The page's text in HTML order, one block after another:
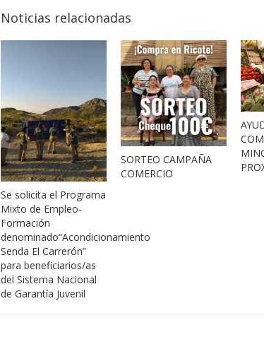
Noticias relacionadas
Se solicita el Programa
Mixto de Empleo-
Formación
denominado“Acondicionamiento
Senda El Carrerón”
para beneficiarios/as
del Sistema Nacional
de Garantía Juvenil
SORTEO CAMPAÑA
COMERCIO